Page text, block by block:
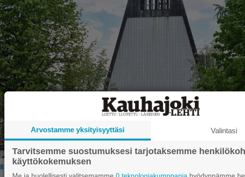
Blogi 26.6.2026 7.00
Arvostamme yksityisyyttäsi Valintasi
Tarvitsemme suostumuksesi tarjotaksemme
käyttökokemuksen
Me ja huolellisesti valitsemamme 0 teknologiakumppania hyödynnämme